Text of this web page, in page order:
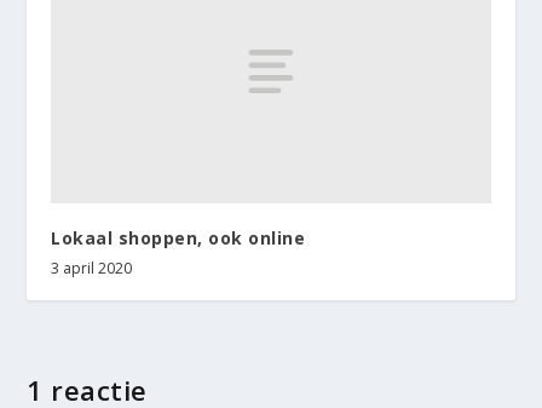
Lokaal shoppen, ook online
3 april 2020
1 reactie